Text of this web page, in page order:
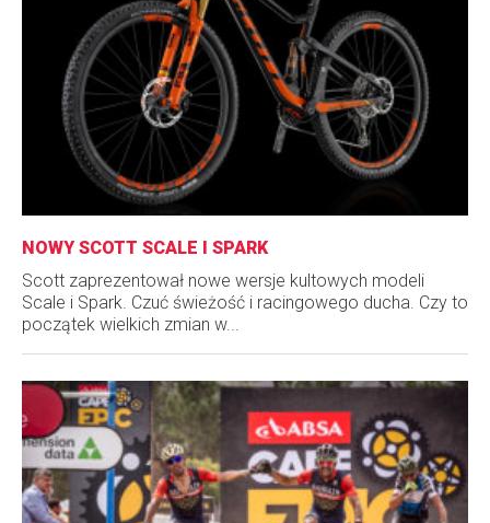
NOWY SCOTT SCALE I SPARK
Scott zaprezentował nowe wersje kultowych modeli
Scale i Spark. Czuć świeżość i racingowego ducha. Czy to
początek wielkich zmian w...